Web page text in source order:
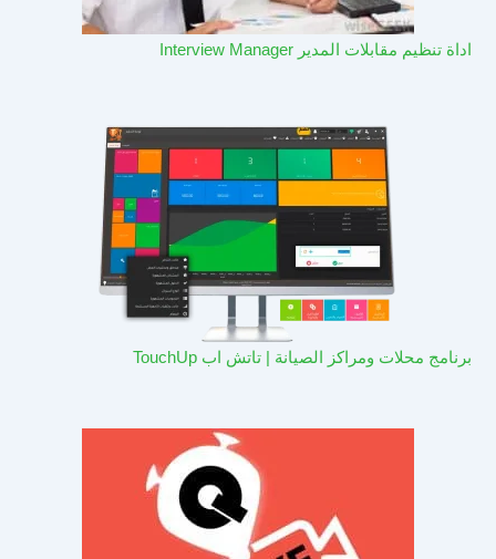
اداة تنظيم مقابلات المدير Interview Manager
برنامج محلات ومراكز الصيانة | تاتش اب TouchUp